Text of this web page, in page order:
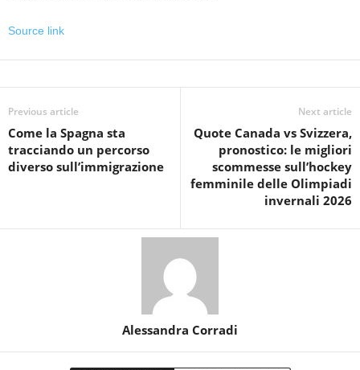
Source link
Previous article
Come la Spagna sta
tracciando un percorso
diverso sull’immigrazione
Next article
Quote Canada vs Svizzera,
pronostico: le migliori
scommesse sull’hockey
femminile delle Olimpiadi
invernali 2026
Alessandra Corradi